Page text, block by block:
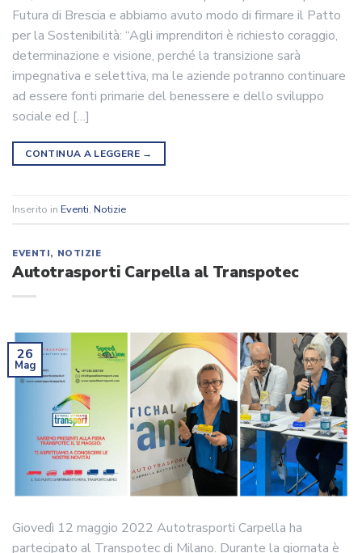
Futura di Brescia e abbiamo avuto modo di firmare il Patto
per la Sostenibilità: “Agli imprenditori è richiesto coraggio,
determinazione e visione, perché la transizione sarà
impegnativa e selettiva, ma le aziende potranno continuare
ad essere fonti primarie del benessere e dello sviluppo
sociale ed […]
CONTINUA A LEGGERE →
Inserito in Eventi, Notizie
EVENTI, NOTIZIE
Autotrasporti Carpella al Transpotec
26
Mag
Giovedì 12 maggio 2022 Autotrasporti Carpella ha
partecipato al Transpotec di Milano. Durante la giornata è